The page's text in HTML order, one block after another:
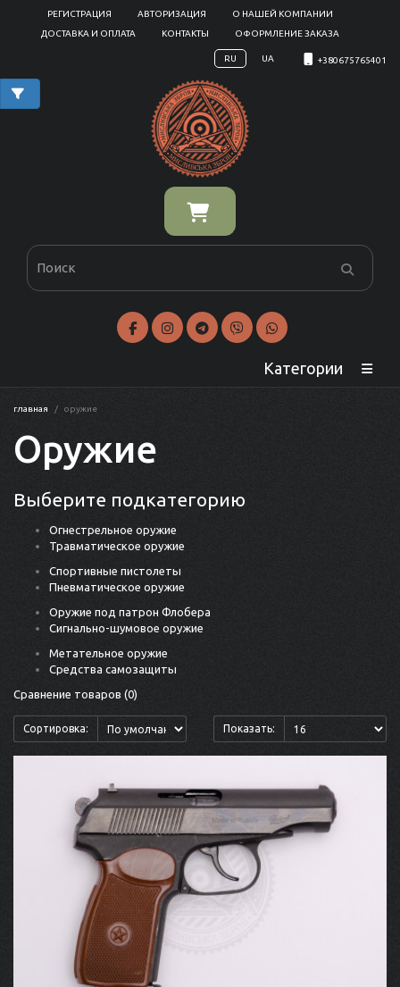
РЕГИСТРАЦИЯ АВТОРИЗАЦИЯ
О НАШЕЙ КОМПАНИИ
ДОСТАВКА И ОПЛАТА
КОНТАКТЫ ОФОРМЛЕНИЕ ЗАКАЗА
RU UA +380675765401
Категории
главная оружие
Оружие
Выберите подкатегорию
Огнестрельное оружие
Травматическое оружие
Спортивные пистолеты
Пневматическое оружие
Оружие под патрон Флобера
Сигнально-шумовое оружие
Метательное оружие
Средства самозащиты
Сравнение товаров (0)
Сортировка: Показать: